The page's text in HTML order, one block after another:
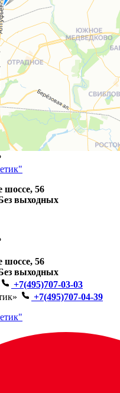
шоссе, 56
выходных
шоссе, 56
выходных
+7(495)707-03-03
+7(495)707-04-39